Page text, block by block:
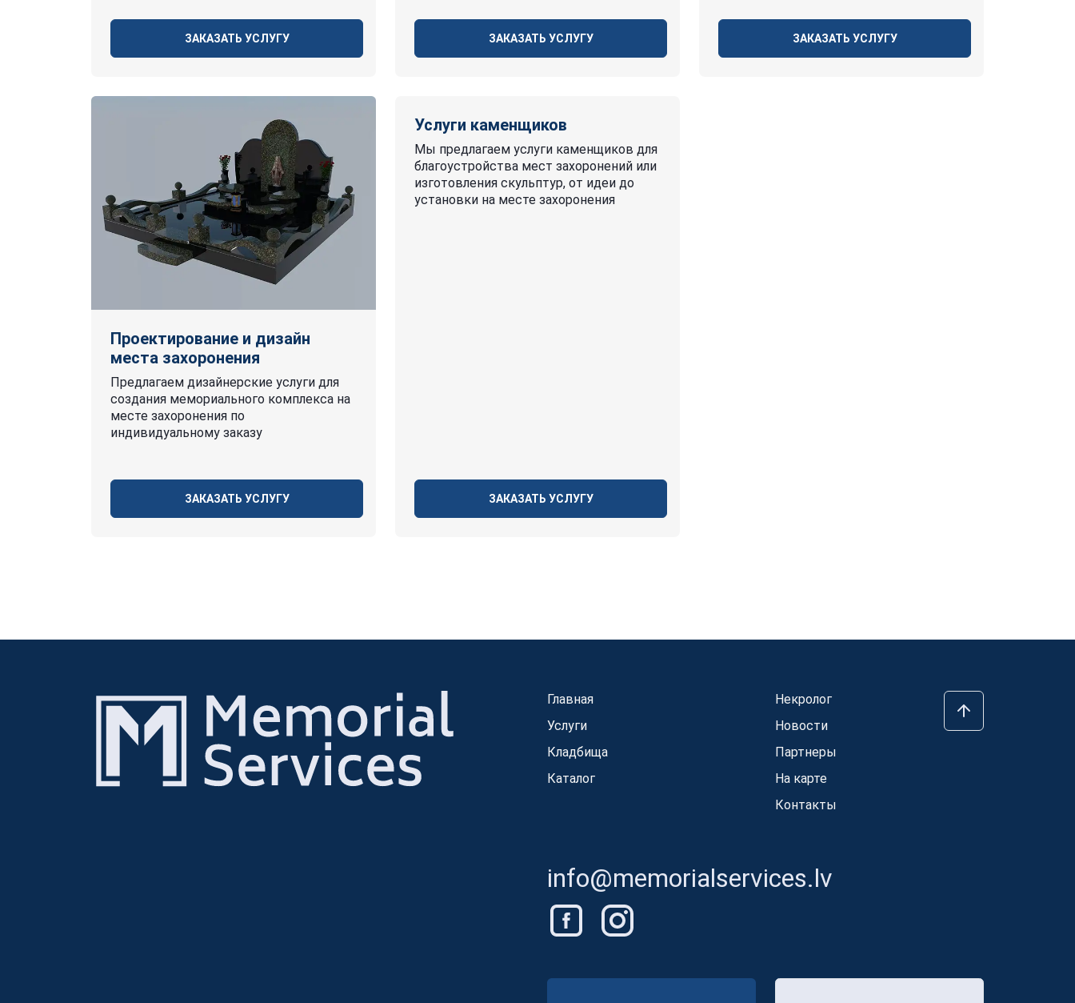
ЗАКАЗАТЬ УСЛУГУ ЗАКАЗАТЬ УСЛУГУ ЗАКАЗАТЬ УСЛУГУ
Проектирование и дизайн
места захоронения
Предлагаем дизайнерские услуги для
создания мемориального комплекса на
месте захоронения по
индивидуальному заказу
ЗАКАЗАТЬ УСЛУГУ
Услуги каменщиков
Мы предлагаем услуги каменщиков для
благоустройства мест захоронений или
изготовления скульптур, от идеи до
установки на месте захоронения
ЗАКАЗАТЬ УСЛУГУ
Главная
Услуги
Кладбища
Каталог
Некролог
Новости
Партнеры
На карте
Контакты
info@memorialservices.lv